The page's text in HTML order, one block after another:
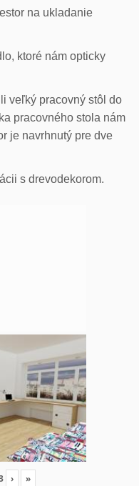
na ukladanie
ktoré nám opticky
veľký pracovný stôl do
pracovného stola nám
je navrhnutý pre dve
s drevodekorom.
› »